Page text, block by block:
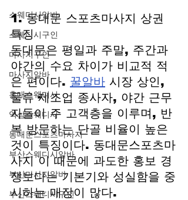
스웨디시알바
스웨디시구인
마사지구인
마사지알바
홍대스웨디시
역삼스웨디시
동대문스포츠마사지
부산스웨디시알바
부산마사지알바
부산스웨디시구인
1. 동대문 스포츠마사지 상권
특징
동대문은 평일과 주말, 주간과
야간의 수요 차이가 비교적 적
은 편이다. 꿀알바 시장 상인,
물류·제조업 종사자, 야간 근무
자들이 주 고객층을 이루며, 반
복 방문하는 단골 비율이 높은
것이 특징이다. 동대문스포츠마
사지 이 때문에 과도한 홍보 경
쟁보다는 기본기와 성실함을 중
시하는 매장이 많다.